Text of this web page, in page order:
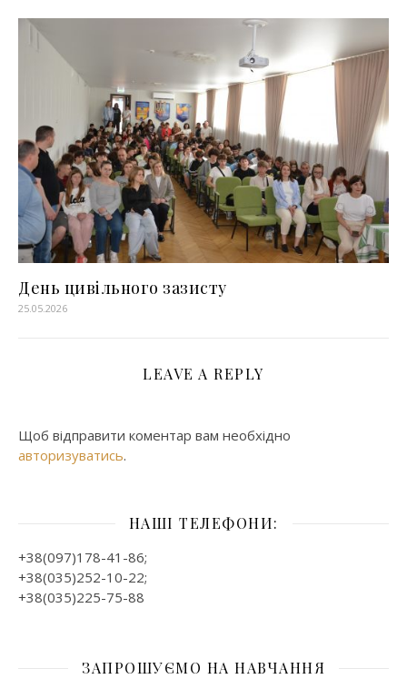
День цивільного зазисту
25.05.2026
LEAVE A REPLY
Щоб відправити коментар вам необхідно
авторизуватись.
НАШІ ТЕЛЕФОНИ:
+38(097)178-41-86;
+38(035)252-10-22;
+38(035)225-75-88
ЗАПРОШУЄМО НА НАВЧАННЯ